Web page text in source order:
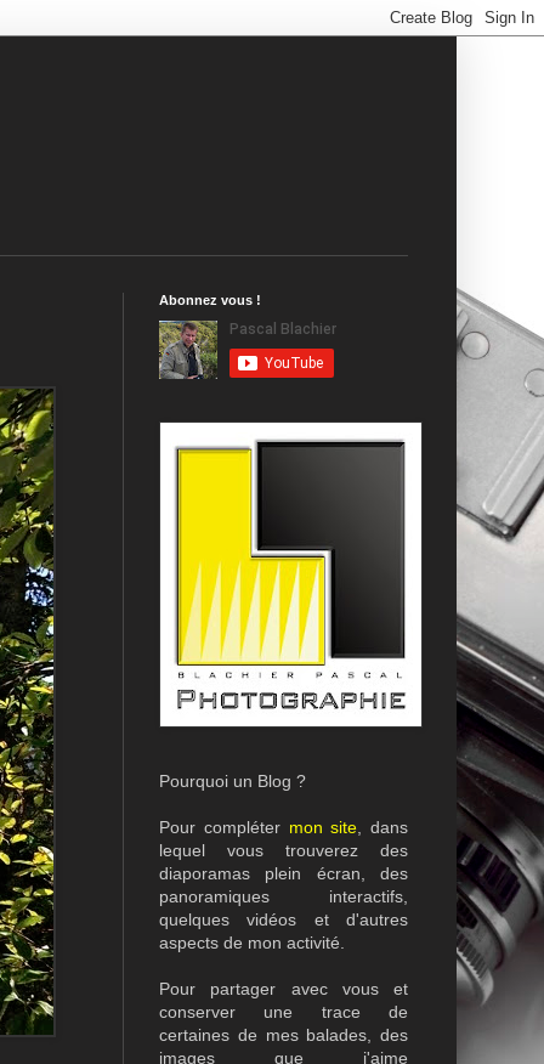
Abonnez vous !
Pourquoi un Blog ?
Pour compléter mon site , dans
lequel vous trouverez des
diaporamas plein écran, des
panoramiques interactifs,
quelques vidéos et d'autres
aspects de mon activité.
Pour partager avec vous et
conserver une trace de
certaines de mes balades, des
images que j'aime